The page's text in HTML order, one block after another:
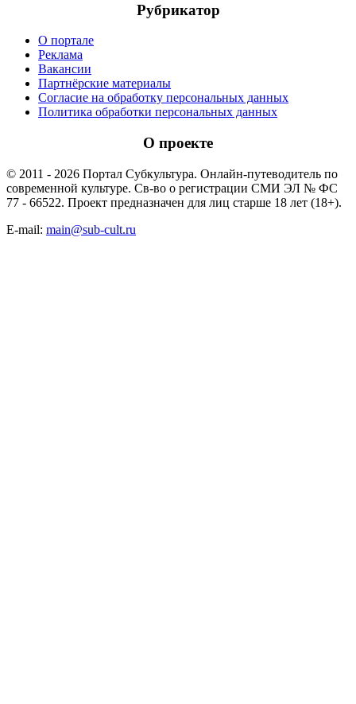
Рубрикатор
О портале
Реклама
Вакансии
Партнёрские материалы
Согласие на обработку персональных данных
Политика обработки персональных данных
О проекте
© 2011 - 2026 Портал Субкультура. Онлайн-путеводитель по
современной культуре. Св-во о регистрации СМИ ЭЛ № ФС
77 - 66522. Проект предназначен для лиц старше 18 лет (18+).
E-mail: main@sub-cult.ru